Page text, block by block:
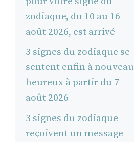
zodiaque, du 10 au 16
août 2026, est arrivé
3 signes du zodiaque se
sentent enfin à nouveau
heureux à partir du 7
août 2026
3 signes du zodiaque
reçoivent un message